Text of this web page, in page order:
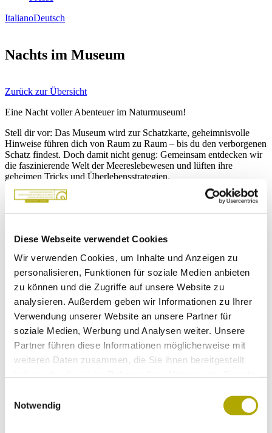
Diese Webseite verwendet Cookies
Wir verwenden Cookies, um Inhalte und Anzeigen zu
personalisieren, Funktionen für soziale Medien anbieten
zu können und die Zugriffe auf unsere Website zu
analysieren. Außerdem geben wir Informationen zu Ihrer
Verwendung unserer Website an unsere Partner für
soziale Medien, Werbung und Analysen weiter. Unsere
Partner führen diese Informationen möglicherweise mit
weiteren Daten zusammen, die Sie ihnen bereitgestellt
Notwendig
ItalianoDeutsch
Nachts im Museum
Zurück zur Übersicht
Eine Nacht voller Abenteuer im Naturmuseum!
Stell dir vor: Das Museum wird zur Schatzkarte, geheimnisvolle
Hinweise führen dich von Raum zu Raum – bis du den verborgenen
Schatz findest. Doch damit nicht genug: Gemeinsam entdecken wir
die faszinierende Welt der Meereslebewesen und lüften ihre
geheimen Tricks und Überlebensstrategien.
Wenn es schließlich ruhiger wird, machen wir es uns direkt beim
Nacht-Geschichte, bevor wir unter dem funkelnden Licht der
Unterwasserwelt einschlafen. Am nächsten Morgen erwartet dich
ein leckeres Frühstück – der perfekte Ausklang für ein
unvergessliches Abenteuer.
? Für Kinder von 7 bis 11 Jahren
? In Deutsch und Italienisch
Begrenzte Plätze – Anmeldung nur ONLINE möglich!
? Infos und Vormerkung:
Veranstaltung